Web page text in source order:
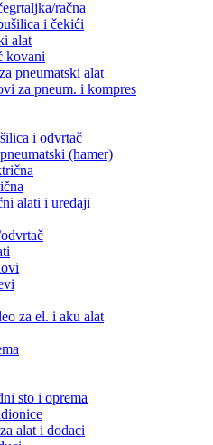
račna
i čekići
alat
kovani
pneumatski alat
za pneum. i kompres
i odvrtač
(hamer)
alati i uređaji
za el. i aku alat
sto i oprema
alat i dodaci